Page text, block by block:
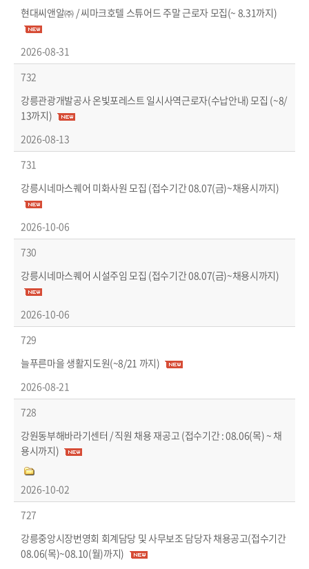
현대씨앤알㈜ / 씨마크호텔 스튜어드 주말 근로자 모집(~ 8.31까지)
2026-08-31
732
강릉관광개발공사 온빛포레스트 일시사역근로자(수납안내) 모집 (~8/
13까지)
2026-08-13
731
강릉시네마스퀘어 미화사원 모집 (접수기간 08.07(금)~채용시까지)
2026-10-06
730
강릉시네마스퀘어 시설주임 모집 (접수기간 08.07(금)~채용시까지)
2026-10-06
729
늘푸른마을 생활지도원(~8/21 까지)
2026-08-21
728
강원동부해바라기센터 / 직원 채용 재공고 (접수기간 : 08.06(목) ~ 채
용시까지)
2026-10-02
727
강릉중앙시장번영회 회계담당 및 사무보조 담당자 채용공고(접수기간
08.06(목)~08.10(월)까지)